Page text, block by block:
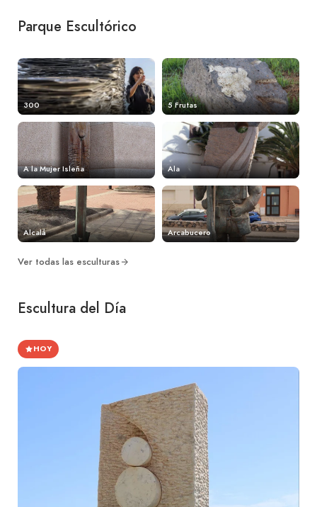
Parque Escultórico
300 5 Frutas
A la Mujer Isleña Ala
Alcalá Arcabucero
Ver todas las esculturas
Escultura del Día
HOY